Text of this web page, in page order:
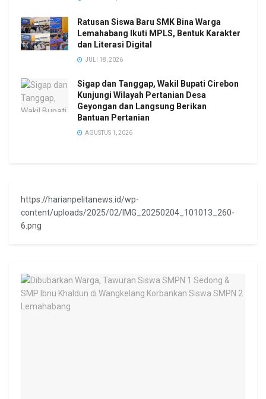
Ratusan Siswa Baru SMK Bina Warga
Lemahabang Ikuti MPLS, Bentuk Karakter
dan Literasi Digital
JULI 18, 2026
Sigap dan Tanggap, Wakil Bupati Cirebon
Kunjungi Wilayah Pertanian Desa
Geyongan dan Langsung Berikan
Bantuan Pertanian
AGUSTUS 1, 2026
https://harianpelitanews.id/wp-
content/uploads/2025/02/IMG_20250204_101013_260-
6.png